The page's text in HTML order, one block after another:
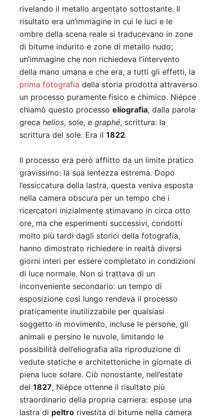
rivelando il metallo argentato sottostante. Il
risultato era un’immagine in cui le luci e le
ombre della scena reale si traducevano in zone
di bitume indurito e zone di metallo nudo;
un’immagine che non richiedeva l’intervento
della mano umana e che era, a tutti gli effetti, la
prima fotografia della storia prodotta attraverso
un processo puramente fisico e chimico. Niépce
chiamò questo processo eliografia, dalla parola
greca helios, sole, e graphé, scrittura: la
scrittura del sole. Era il 1822.
Il processo era però afflitto da un limite pratico
gravissimo: la sua lentezza estrema. Dopo
l’essiccatura della lastra, questa veniva esposta
nella camera obscura per un tempo che i
ricercatori inizialmente stimavano in circa otto
ore, ma che esperimenti successivi, condotti
molto più tardi dagli storici della fotografia,
hanno dimostrato richiedere in realtà diversi
giorni interi per essere completato in condizioni
di luce normale. Non si trattava di un
inconveniente secondario: un tempo di
esposizione così lungo rendeva il processo
praticamente inutilizzabile per qualsiasi
soggetto in movimento, incluse le persone, gli
animali e persino le nuvole, limitando le
possibilità dell’eliografia alla riproduzione di
vedute statiche e architettoniche in giornate di
piena luce solare. Ciò nonostante, nell’estate
del 1827, Niépce ottenne il risultato più
straordinario della propria carriera: espose una
lastra di peltro rivestita di bitume nella camera